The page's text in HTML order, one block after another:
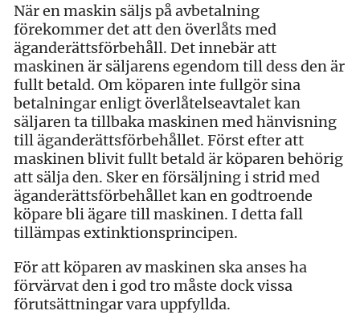
När en maskin säljs på avbetalning
förekommer det att den överlåts med
äganderättsförbehåll. Det innebär att
maskinen är säljarens egendom till dess den är
fullt betald. Om köparen inte fullgör sina
betalningar enligt överlåtelseavtalet kan
säljaren ta tillbaka maskinen med hänvisning
till äganderättsförbehållet. Först efter att
maskinen blivit fullt betald är köparen behörig
att sälja den. Sker en försäljning i strid med
äganderättsförbehållet kan en godtroende
köpare bli ägare till maskinen. I detta fall
tillämpas extinktionsprincipen.
För att köparen av maskinen ska anses ha
förvärvat den i god tro måste dock vissa
förutsättningar vara uppfyllda.